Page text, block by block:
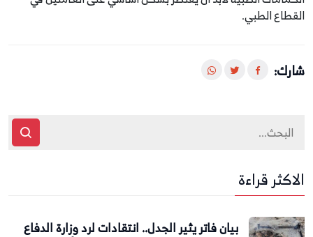
القطاع الطبي.
شارك:
الاكثر قراءة
بيان فاتر يثير الجدل.. انتقادات لرد وزارة الدفاع